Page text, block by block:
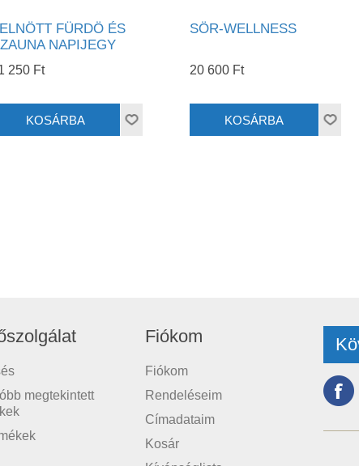
FÜRDÖ ÉS
NAPIJEGY
250 Ft
SÖR-WELLNESS
20 600 Ft
megtekintett
Fiókom
Fiókom
Rendeléseim
Címadataim
Kosár